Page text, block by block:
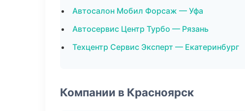
Автосалон Мобил Форсаж — Уфа
Автосервис Центр Турбо — Рязань
Техцентр Сервис Эксперт — Екатеринбург
Компании в Красноярск